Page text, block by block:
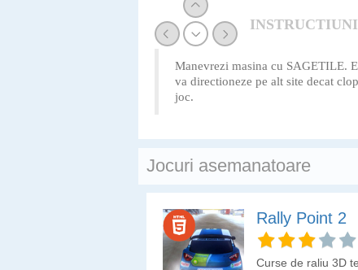
Manevrezi masina cu SAGETILE.
va directioneze pe alt site decat
joc.
Jocuri asemanatoare
Rally Point 2
Curse de raliu 3D te